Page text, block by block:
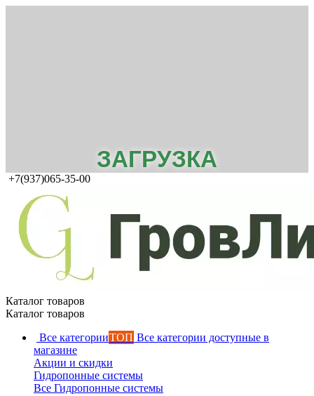
ЗАГРУЗКА
+7(937)065-35-00
Каталог товаров
Каталог товаров
Все категорииТОП Все категории доступные в
магазине
Акции и скидки
Гидропонные системы
Все Гидропонные системы